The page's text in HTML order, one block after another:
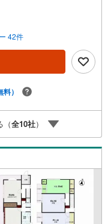
ンペーン対象店舗ーー
ボーナスライトがもら
キャンペーン」の対象に
予約をする」ボタンか
Yahoo！ JAPAN IDでログ
ナスライトは出金と譲渡
ーーーーーーー紹介金融
の適用金利は融資実行時
表記の返済額と異なる
ーーーーーーーーーーー
42件
）
（全10社）